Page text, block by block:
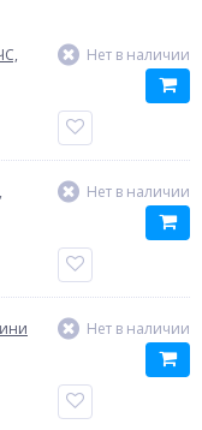
Нет в наличии
Нет в наличии
Нет в наличии